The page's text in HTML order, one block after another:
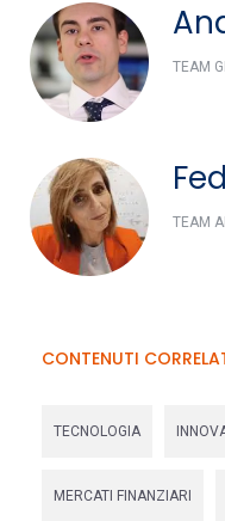
TEAM
TEAM
CONTENUTI
TECNOLOGIA
MERCATI FINANZIARI